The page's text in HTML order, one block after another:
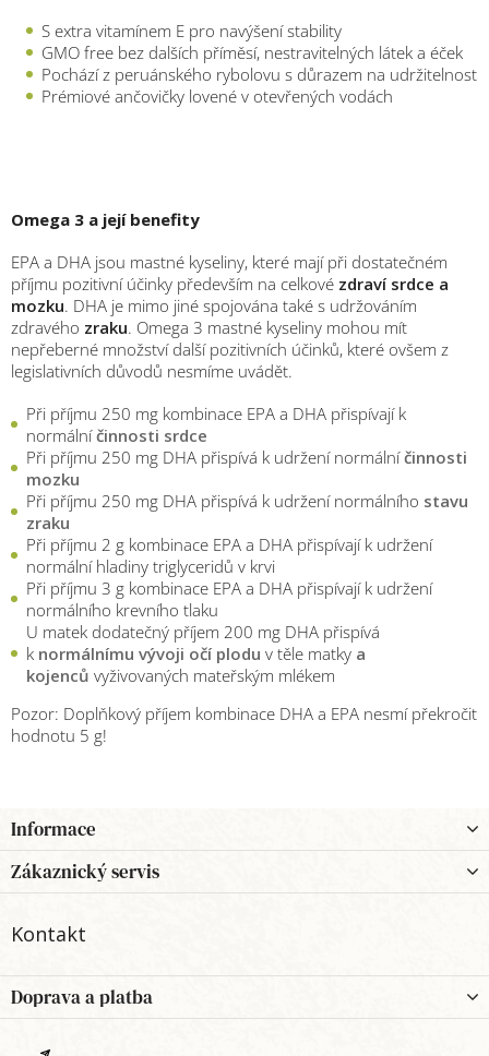
S extra vitamínem E pro navýšení stability
GMO free bez dalších příměsí, nestravitelných látek a éček
Pochází z peruánského rybolovu s důrazem na udržitelnost
Prémiové ančovičky lovené v otevřených vodách
Omega 3 a její benefity
EPA a DHA jsou mastné kyseliny, které mají při dostatečném
příjmu pozitivní účinky především na celkové zdraví srdce a
mozku. DHA je mimo jiné spojována také s udržováním
zdravého zraku. Omega 3 mastné kyseliny mohou mít
nepřeberné množství další pozitivních účinků, které ovšem z
legislativních důvodů nesmíme uvádět.
Při příjmu 250 mg kombinace EPA a DHA přispívají k
normálníčinnosti srdce
Při příjmu 250 mg DHA přispívá k udržení normálníčinnosti
mozku
Při příjmu 250 mg DHA přispívá k udržení normálního stavu
zraku
Při příjmu 2 g kombinace EPA a DHA přispívají k udržení
normální hladiny triglyceridů v krvi
Při příjmu 3 g kombinace EPA a DHA přispívají k udržení
normálního krevního tlaku
U matek dodatečný příjem 200 mg DHA přispívá
k normálnímu vývoji očí plodu v těle matky a
kojenců vyživovaných mateřským mlékem
Pozor: Doplňkový příjem kombinace DHA a EPA nesmí překročit
hodnotu 5 g!
á
p
a
Informace
Zákaznický servis
Kontakt
Doprava a platba